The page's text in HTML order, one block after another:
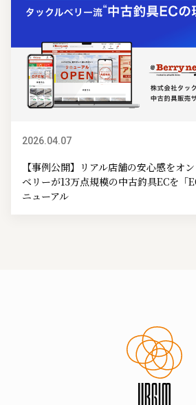
2026.04.07
【事例公開】リアル店舗の安心感をオ
ベリーが13万点規模の中古釣具ECを「
ニューアル